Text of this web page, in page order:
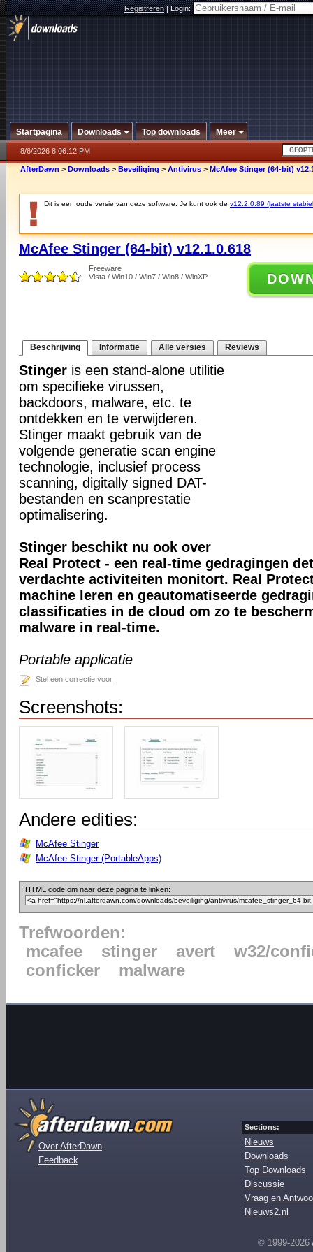
Registreren|Login:
Startpagina Downloads Top downloads Meer
8/6/2026 8:06:12 PM
AfterDawn > Downloads > Beveiliging > Antivirus > McAfee Stinger (64-bit)
Dit is een oude versie van deze software. Je kunt ook de v12.2.0.89 (laatste
McAfee Stinger (64-bit) v12.1.0.618
Freeware
Vista / Win10 / Win7 / Win8 / WinXP
Beschrijving Informatie Alle versies Reviews
Stinger is een stand-alone utilitie
om specifieke virussen,
backdoors, malware, etc. te
ontdekken en te verwijderen.
Stinger maakt gebruik van de
volgende generatie scan engine
technologie, inclusief process
scanning, digitally signed DAT-
bestanden en scanprestatie
optimalisering.
Stinger beschikt nu ook over
Real Protect - een real-time gedragingen
verdachte activiteiten monitort. Real
machine leren en geautomatiseerde
classificaties in de cloud om zo te
malware in real-time.
Portable applicatie
Stel een correctie voor
Screenshots:
Andere edities:
McAfee Stinger
McAfee Stinger (PortableApps)
HTML code om naar deze pagina te linken:
Trefwoorden:
mcafee
stinger avert
w32/
conficker
malware
Over AfterDawn
Feedback
Sections:
Nieuws
Downloads
Top Downloads
Discussie
Vraag en
Nieuws2.nl
© 1999-2026